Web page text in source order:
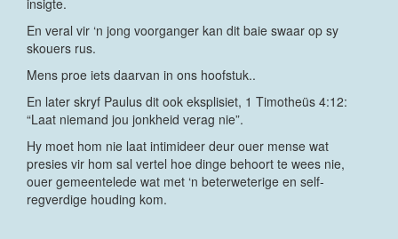
insigte.
En veral vir ‘n jong voorganger kan dit baie swaar op sy
skouers rus.
Mens proe iets daarvan in ons hoofstuk..
En later skryf Paulus dit ook eksplisiet, 1 Timotheüs 4:12:
“Laat niemand jou jonkheid verag nie”.
Hy moet hom nie laat intimideer deur ouer mense wat
presies vir hom sal vertel hoe dinge behoort te wees nie,
ouer gemeentelede wat met ‘n beterweterige en self-
regverdige houding kom.